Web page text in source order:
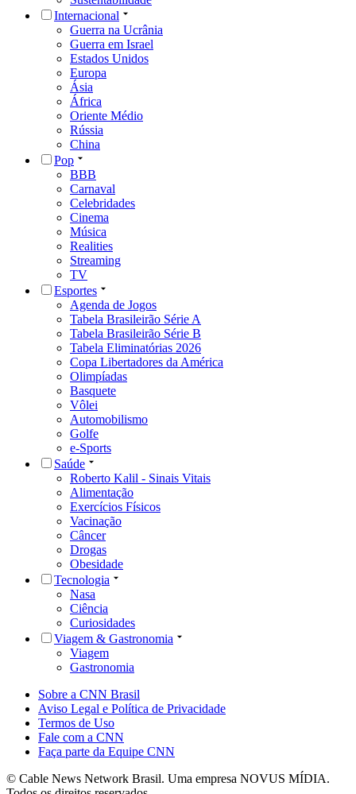
Internacional
Guerra na Ucrânia
Guerra em Israel
Estados Unidos
Europa
Ásia
África
Oriente Médio
Rússia
China
Pop
BBB
Carnaval
Celebridades
Cinema
Música
Realities
Streaming
TV
Esportes
Agenda de Jogos
Tabela Brasileirão Série A
Tabela Brasileirão Série B
Tabela Eliminatórias 2026
Copa Libertadores da América
Olimpíadas
Basquete
Vôlei
Automobilismo
Golfe
e-Sports
Saúde
Roberto Kalil - Sinais Vitais
Alimentação
Exercícios Físicos
Vacinação
Câncer
Drogas
Obesidade
Tecnologia
Nasa
Ciência
Curiosidades
Viagem & Gastronomia
Viagem
Gastronomia
Sobre a CNN Brasil
Aviso Legal e Política de Privacidade
Termos de Uso
Fale com a CNN
Faça parte da Equipe CNN
© Cable News Network Brasil. Uma empresa NOVUS MÍDIA.